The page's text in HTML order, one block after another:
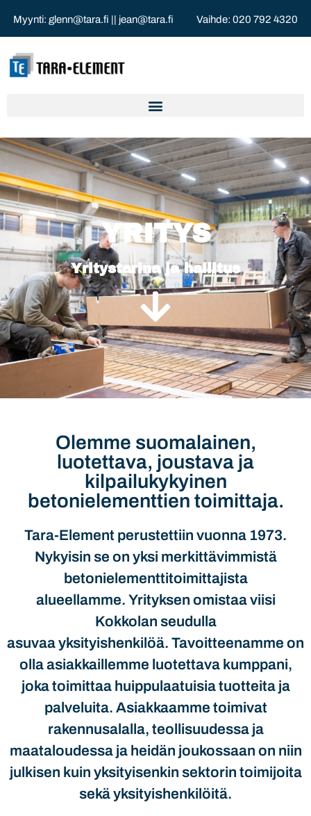
Myynti: glenn@tara.fi || jean@tara.fi Vaihde: 020 792 4320
YRITYS
Yritystarina ja hallitus
Olemme suomalainen,
luotettava, joustava ja
kilpailukykyinen
betonielementtien toimittaja.
Tara-Element perustettiin vuonna 1973.
Nykyisin se on yksi merkittävimmistä
betonielementtitoimittajista
alueellamme. Yrityksen omistaa viisi
Kokkolan seudulla
asuvaa yksityishenkilöä. Tavoitteenamme on
olla asiakkaillemme luotettava kumppani,
joka toimittaa huippulaatuisia tuotteita ja
palveluita. Asiakkaamme toimivat
rakennusalalla, teollisuudessa ja
maataloudessa ja heidän joukossaan on niin
julkisen kuin yksityisenkin sektorin toimijoita
sekä yksityishenkilöitä.